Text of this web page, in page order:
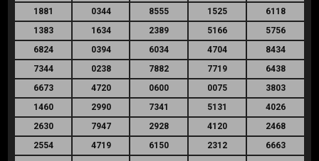
1881
0344 8555 1525
6118
1383
1634 2389 5166
5756
6824
0394 6034 4704
8434
7344
0238 7882 7719
6438
6673
4720 0600 0075
3803
1460
2990 7341 5131
4026
2630
7947 2928 4120
2468
2554
4719 6150 2312
6663